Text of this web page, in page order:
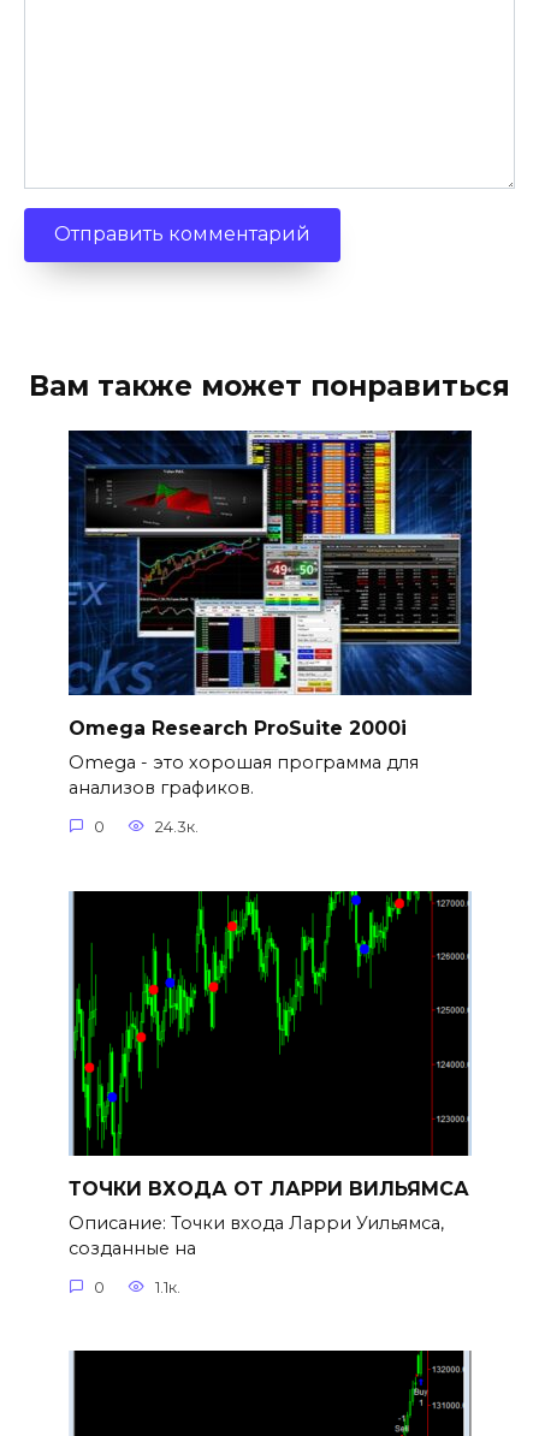
Вам также может понравиться
Omega Research ProSuite 2000i
Omega - это хорошая программа для
анализов графиков.
0 24.3к.
ТОЧКИ ВХОДА ОТ ЛАРРИ ВИЛЬЯМСА
Описание: Точки входа Ларри Уильямса,
созданные на
0 1.1к.